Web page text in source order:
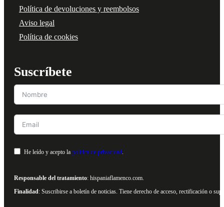
Política de devoluciones y reembolsos
Aviso legal
Política de cookies
Suscríbete
He leído y acepto la política de privacidad
Responsable del tratamiento: hispaniaflamenco.com.
Finalidad: Suscribirse a boletín de noticias. Tiene derecho de acceso, rectificación o